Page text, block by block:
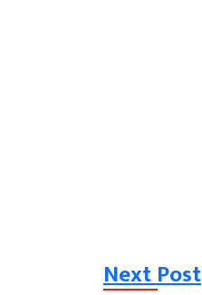
Next Post